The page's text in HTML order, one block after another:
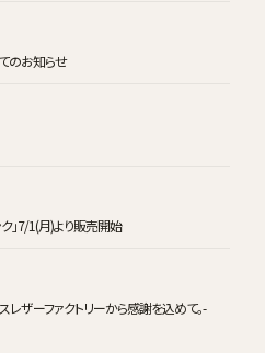
のお知らせ
」7/1(月)より販売開始
ザーファクトリーから感謝を込めて。-